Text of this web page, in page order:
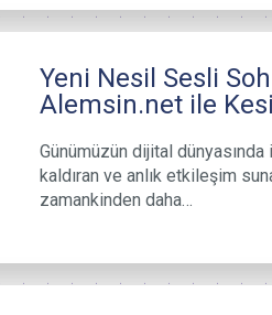
Yeni Nesil Sesli
Alemsin.net ile
Günümüzün dijital
kaldıran ve anlık etkileşim
zamankinden daha…